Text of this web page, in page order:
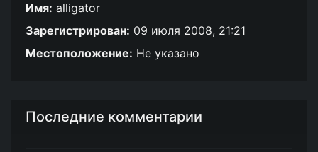
Имя: alligator
Зарегистрирован: 09 июля 2008, 21:21
Местоположение: Не указано
Последние комментарии